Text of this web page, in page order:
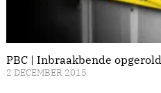
PBC | Inbraakbende opgerold
2 DECEMBER 2015